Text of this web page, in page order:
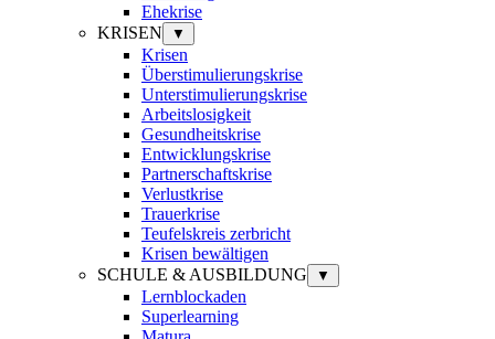
Ehekrise
KRISEN
▼
Krisen
Überstimulierungskrise
Unterstimulierungskrise
Arbeitslosigkeit
Gesundheitskrise
Entwicklungskrise
Partnerschaftskrise
Verlustkrise
Trauerkrise
Teufelskreis zerbricht
Krisen bewältigen
SCHULE & AUSBILDUNG
▼
Lernblockaden
Superlearning